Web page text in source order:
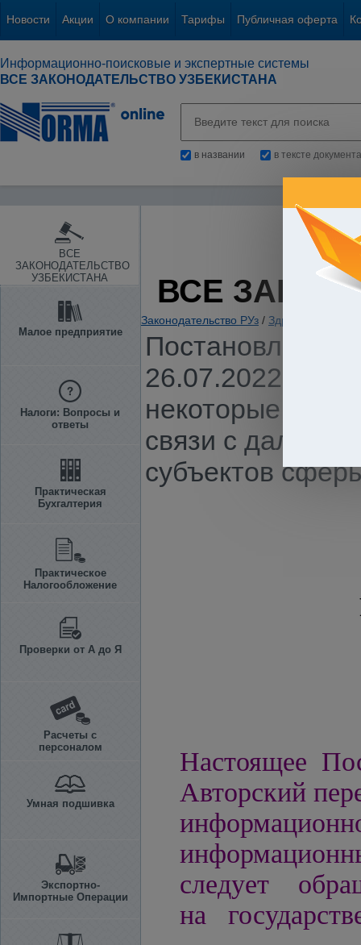
Новости Акции О компании Тарифы Публичная оферта
Информационно-поисковые и экспертные системы
ВСЕ ЗАКОНОДАТЕЛЬСТВО УЗБЕКИСТАНА
в названии в тексте документа
ВСЕ
ЗАКОНОДАТЕЛЬСТВО
УЗБЕКИСТАНА
Малое предприятие
Налоги: Вопросы и
ответы
Практическая
Бухгалтерия
Практическое
Налогообложение
Проверки от А до Я
Расчеты с
персоналом
Умная подшивка
Экспортно-
Импортные Операции
ВСЕ
Законодательство РУз /
Постановление
26.07.2022 г. N
некоторые
связи с
субъектов
Настоящее
Авторский
следует
на